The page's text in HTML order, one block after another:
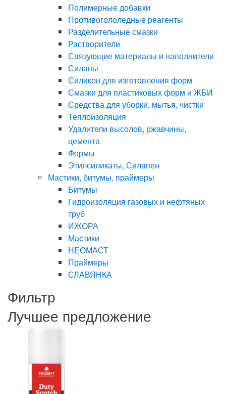
Полимерные добавки
Противогололедные реагенты
Разделительные смазки
Растворители
Связующие материалы и наполнители
Силаны
Силикон для изготовления форм
Смазки для пластиковых форм и ЖБИ
Средства для уборки, мытья, чистки
Теплоизоляция
Удалители высолов, ржавчины,
цемента
Формы
Этилсиликаты, Силапен
Мастики, битумы, праймеры
Битумы
Гидроизоляция газовых и нефтяных
труб
ИЖОРА
Мастики
НЕОМАСТ
Праймеры
СЛАВЯНКА
Фильтр
Лучшее предложение